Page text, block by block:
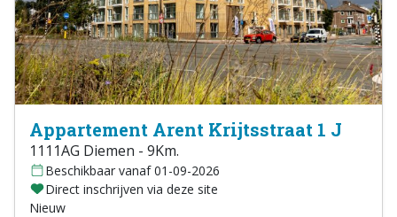
Appartement Arent Krijtsstraat 1 J
1111AG Diemen - 9Km.
Beschikbaar vanaf 01-09-2026
Direct inschrijven via deze site
Nieuw